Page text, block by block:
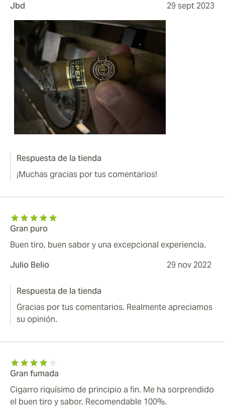
Jbd
29 sept 2023
Respuesta de la tienda
¡Muchas gracias por tus comentarios!
Gran puro
Buen tiro, buen sabor y una excepcional experiencia.
Julio Belio
29 nov 2022
Respuesta de la tienda
Gracias por tus comentarios. Realmente apreciamos
su opinión.
Gran fumada
Cigarro riquísimo de principio a fin. Me ha sorprendido
el buen tiro y sabor. Recomendable 100%.